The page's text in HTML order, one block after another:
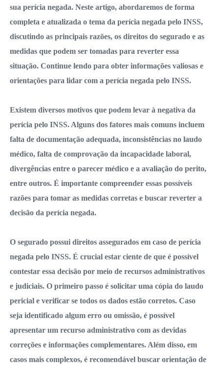
sua perícia negada. Neste artigo, abordaremos de forma
completa e atualizada o tema da perícia negada pelo INSS,
discutindo as principais razões, os direitos do segurado e as
medidas que podem ser tomadas para reverter essa
situação. Continue lendo para obter informações valiosas e
orientações para lidar com a perícia negada pelo INSS.
Existem diversos motivos que podem levar à negativa da
perícia pelo INSS. Alguns dos fatores mais comuns incluem
falta de documentação adequada, inconsistências no laudo
médico, falta de comprovação da incapacidade laboral,
divergências entre o parecer médico e a avaliação do perito,
entre outros. É importante compreender essas possíveis
razões para tomar as medidas corretas e buscar reverter a
decisão da perícia negada.
O segurado possui direitos assegurados em caso de perícia
negada pelo INSS. É crucial estar ciente de que é possível
contestar essa decisão por meio de recursos administrativos
e judiciais. O primeiro passo é solicitar uma cópia do laudo
pericial e verificar se todos os dados estão corretos. Caso
seja identificado algum erro ou omissão, é possível
apresentar um recurso administrativo com as devidas
correções e informações complementares. Além disso, em
casos mais complexos, é recomendável buscar orientação de